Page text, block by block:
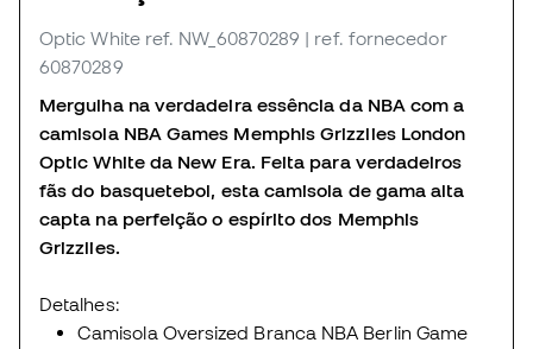
Optic White ref. NW_60870289 | ref. fornecedor
60870289
Mergulha na verdadeira essência da NBA com a
camisola NBA Games Memphis Grizzlies London
Optic White da New Era. Feita para verdadeiros
fãs do basquetebol, esta camisola de gama alta
capta na perfeição o espírito dos Memphis
Grizzlies.
Detalhes:
Camisola Oversized Branca NBA Berlin Game